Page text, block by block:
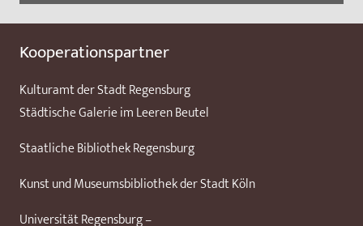
Kooperationspartner
Kulturamt der Stadt Regensburg
Städtische Galerie im Leeren Beutel
Staatliche Bibliothek Regensburg
Kunst und Museumsbibliothek der Stadt Köln
Universität Regensburg –